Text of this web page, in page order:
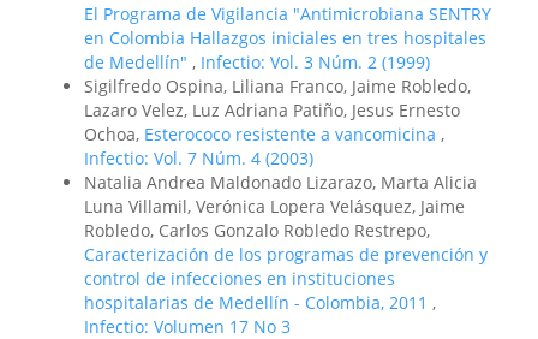
El Programa de Vigilancia "Antimicrobiana SENTRY
en Colombia Hallazgos iniciales en tres hospitales
de Medellín" , Infectio: Vol. 3 Núm. 2 (1999)
Sigilfredo Ospina, Liliana Franco, Jaime Robledo,
Lazaro Velez, Luz Adriana Patiño, Jesus Ernesto
Ochoa, Esterococo resistente a vancomicina ,
Infectio: Vol. 7 Núm. 4 (2003)
Natalia Andrea Maldonado Lizarazo, Marta Alicia
Luna Villamil, Verónica Lopera Velásquez, Jaime
Robledo, Carlos Gonzalo Robledo Restrepo,
Caracterización de los programas de prevención y
control de infecciones en instituciones
hospitalarias de Medellín - Colombia, 2011 ,
Infectio: Volumen 17 No 3